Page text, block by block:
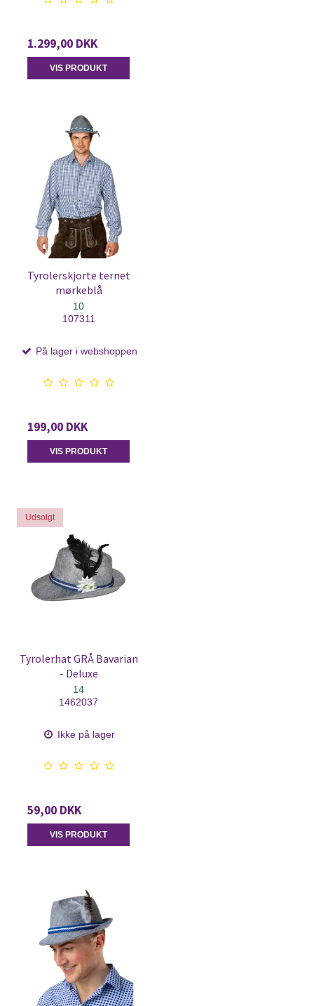
1.299,00 DKK
VIS PRODUKT
Tyrolerskjorte ternet
mørkeblå
10
107311
På lager i webshoppen
199,00 DKK
VIS PRODUKT
Udsolgt
Tyrolerhat GRÅ Bavarian
- Deluxe
14
1462037
Ikke på lager
59,00 DKK
VIS PRODUKT